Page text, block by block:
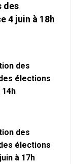
des
4 juin à 18h
des
élections
14h
des
élections
à 17h